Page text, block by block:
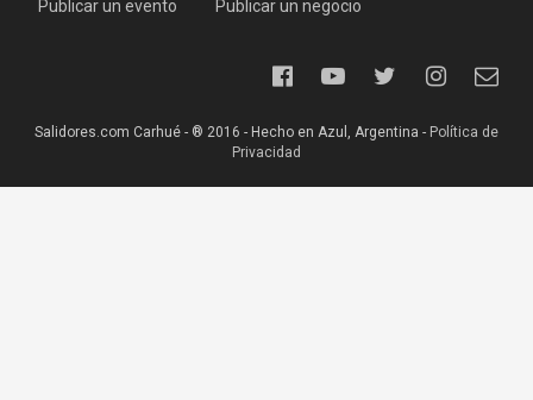
Publicar un evento Publicar un negocio
Salidores.com Carhué - ® 2016 - Hecho en Azul, Argentina - Política de
Privacidad